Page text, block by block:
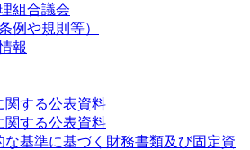
組合議会
例や規則等）
報
関する公表資料
関する公表資料
な基準に基づく財務書類及び固定資